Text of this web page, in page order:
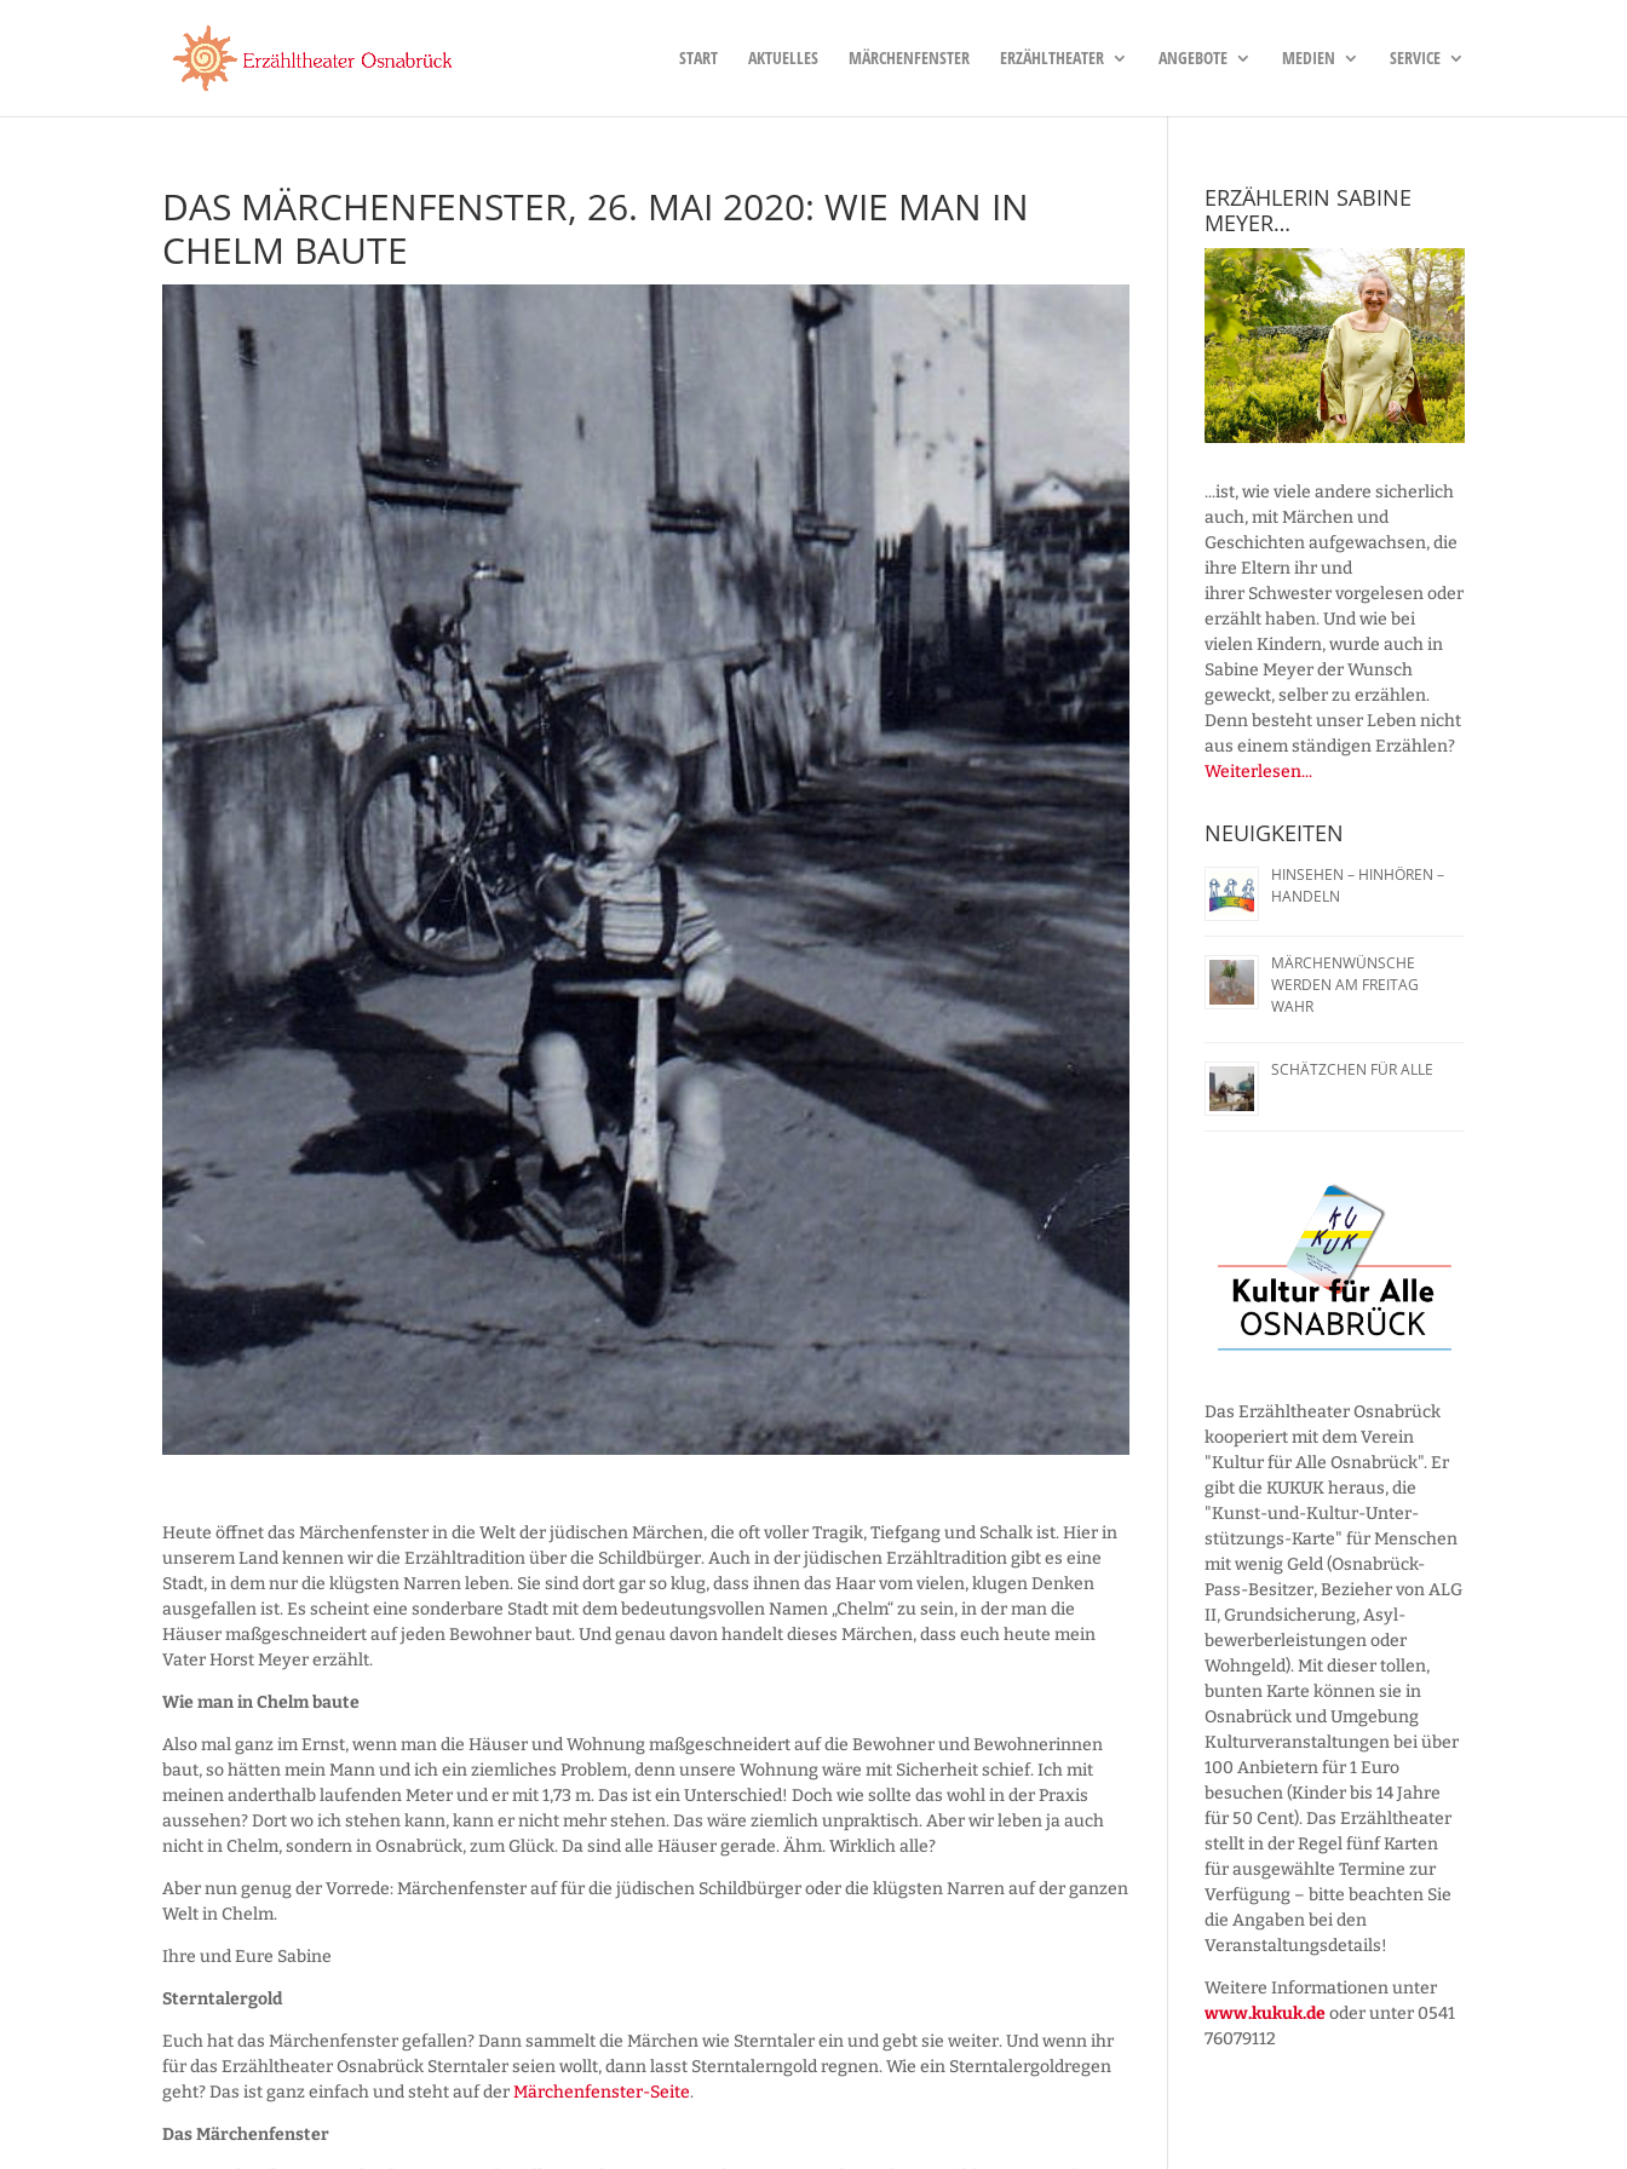
START AKTUELLES MÄRCHENFENSTER ERZÄHLTHEATER ANGEBOTE MEDIEN SERVICE
DAS MÄRCHENFENSTER, 26. MAI 2020: WIE MAN IN
CHELM BAUTE
Heute öffnet das Märchenfenster in die Welt der jüdischen Märchen, die oft voller Tragik, Tiefgang und Schalk ist. Hier in
unserem Land kennen wir die Erzähltradition über die Schildbürger. Auch in der jüdischen Erzähltradition gibt es eine
Stadt, in dem nur die klügsten Narren leben. Sie sind dort gar so klug, dass ihnen das Haar vom vielen, klugen Denken
ausgefallen ist. Es scheint eine sonderbare Stadt mit dem bedeutungsvollen Namen „Chelm“ zu sein, in der man die
Häuser maßgeschneidert auf jeden Bewohner baut. Und genau davon handelt dieses Märchen, dass euch heute mein
Vater Horst Meyer erzählt.
Wie man in Chelm baute
Also mal ganz im Ernst, wenn man die Häuser und Wohnung maßgeschneidert auf die Bewohner und Bewohnerinnen
baut, so hätten mein Mann und ich ein ziemliches Problem, denn unsere Wohnung wäre mit Sicherheit schief. Ich mit
meinen anderthalb laufenden Meter und er mit 1,73 m. Das ist ein Unterschied! Doch wie sollte das wohl in der Praxis
aussehen? Dort wo ich stehen kann, kann er nicht mehr stehen. Das wäre ziemlich unpraktisch. Aber wir leben ja auch
nicht in Chelm, sondern in Osnabrück, zum Glück. Da sind alle Häuser gerade. Ähm. Wirklich alle?
Aber nun genug der Vorrede: Märchenfenster auf für die jüdischen Schildbürger oder die klügsten Narren auf der ganzen
Welt in Chelm.
Ihre und Eure Sabine
Sterntalergold
Euch hat das Märchenfenster gefallen? Dann sammelt die Märchen wie Sterntaler ein und gebt sie weiter. Und wenn ihr
für das Erzähltheater Osnabrück Sterntaler seien wollt, dann lasst Sterntalerngold regnen. Wie ein Sterntalergoldregen
geht? Das ist ganz einfach und steht auf derMärchenfenster-Seite.
Das Märchenfenster
ERZÄHLERIN SABINE
MEYER…
...ist, wie viele andere sicherlich
auch, mit Märchen und
Geschichten aufgewachsen, die
ihre Eltern ihr und
ihrer Schwester vorgelesen oder
erzählt haben. Und wie bei
vielen Kindern, wurde auch in
Sabine Meyer der Wunsch
geweckt, selber zu erzählen.
Denn besteht unser Leben nicht
aus einem ständigen Erzählen?
Weiterlesen...
NEUIGKEITEN
HINSEHEN – HINHÖREN –
HANDELN
MÄRCHENWÜNSCHE
WERDEN AM FREITAG
WAHR
SCHÄTZCHEN FÜR ALLE
Das Erzähltheater Osnabrück
kooperiert mit dem Verein
"Kultur für Alle Osnabrück". Er
gibt die KUKUK heraus, die
"Kunst-und-Kultur-Unter­
stützungs-Karte" für Menschen
mit wenig Geld (Osnabrück-
Pass-Besitzer, Bezieher von ALG
II, Grund­sicherung, Asyl­
bewerber­leistungen oder
Wohngeld). Mit dieser tollen,
bunten Karte können sie in
Osnabrück und Umgebung
Kultur­veranstaltungen bei über
100 Anbietern für 1 Euro
besuchen (Kinder bis 14 Jahre
für 50 Cent). Das Erzähltheater
stellt in der Regel fünf Karten
für ausgewählte Termine zur
Verfügung – bitte beachten Sie
die Angaben bei den
Veranstaltungs­details!
Weitere Informationen unter
www.kukuk.deoder unter 0541
76079112